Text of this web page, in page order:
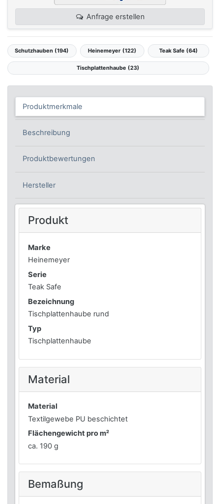
Anfrage erstellen
Schutzhauben (194) Heinemeyer (122) Teak Safe (64)
Tischplattenhaube (23)
Produktmerkmale
Beschreibung
Produktbewertungen
Hersteller
Produkt
Marke
Heinemeyer
Serie
Teak Safe
Bezeichnung
Tischplattenhaube rund
Typ
Tischplattenhaube
Material
Material
Textilgewebe PU beschichtet
Flächengewicht pro m²
ca. 190 g
Bemaßung